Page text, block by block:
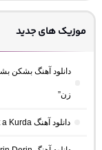
موزیک های جدید
دانلود آهنگ بشکن
زن”
دانلود آهنگ Dawet a Kurda از Delal “هوش مصنوعی کرد ترند اینستا”